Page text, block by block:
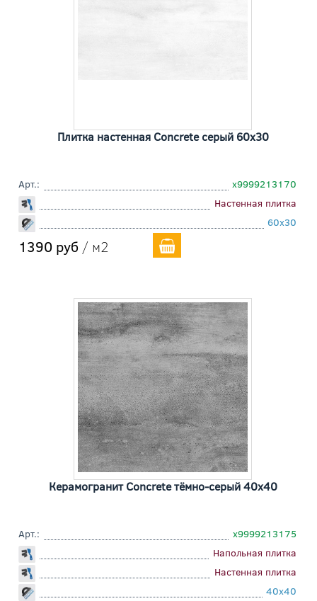
Плитка настенная Concrete серый 60x30
Арт.:
х9999213170
Настенная плитка
60x30
1390 руб / м2
Керамогранит Concrete тёмно-серый 40x40
Арт.:
х9999213175
Напольная плитка
Настенная плитка
40x40